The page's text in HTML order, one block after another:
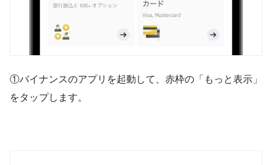
①バイナンスのアプリを起動して、赤枠の「もっと表示」
をタップします。